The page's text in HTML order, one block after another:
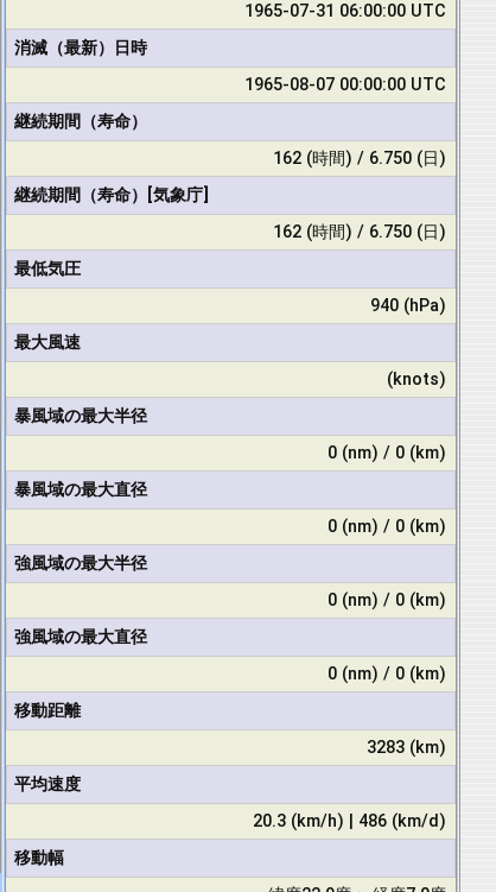
1965-07-31 06:00:00 UTC
消滅（最新）日時
1965-08-07 00:00:00 UTC
継続期間（寿命）
162 (時間) / 6.750 (日)
継続期間（寿命）[気象庁]
162 (時間) / 6.750 (日)
最低気圧
940 (hPa)
最大風速
(knots)
暴風域の最大半径
0 (nm) / 0 (km)
暴風域の最大直径
0 (nm) / 0 (km)
強風域の最大半径
0 (nm) / 0 (km)
強風域の最大直径
0 (nm) / 0 (km)
移動距離
3283 (km)
平均速度
20.3 (km/h) | 486 (km/d)
移動幅